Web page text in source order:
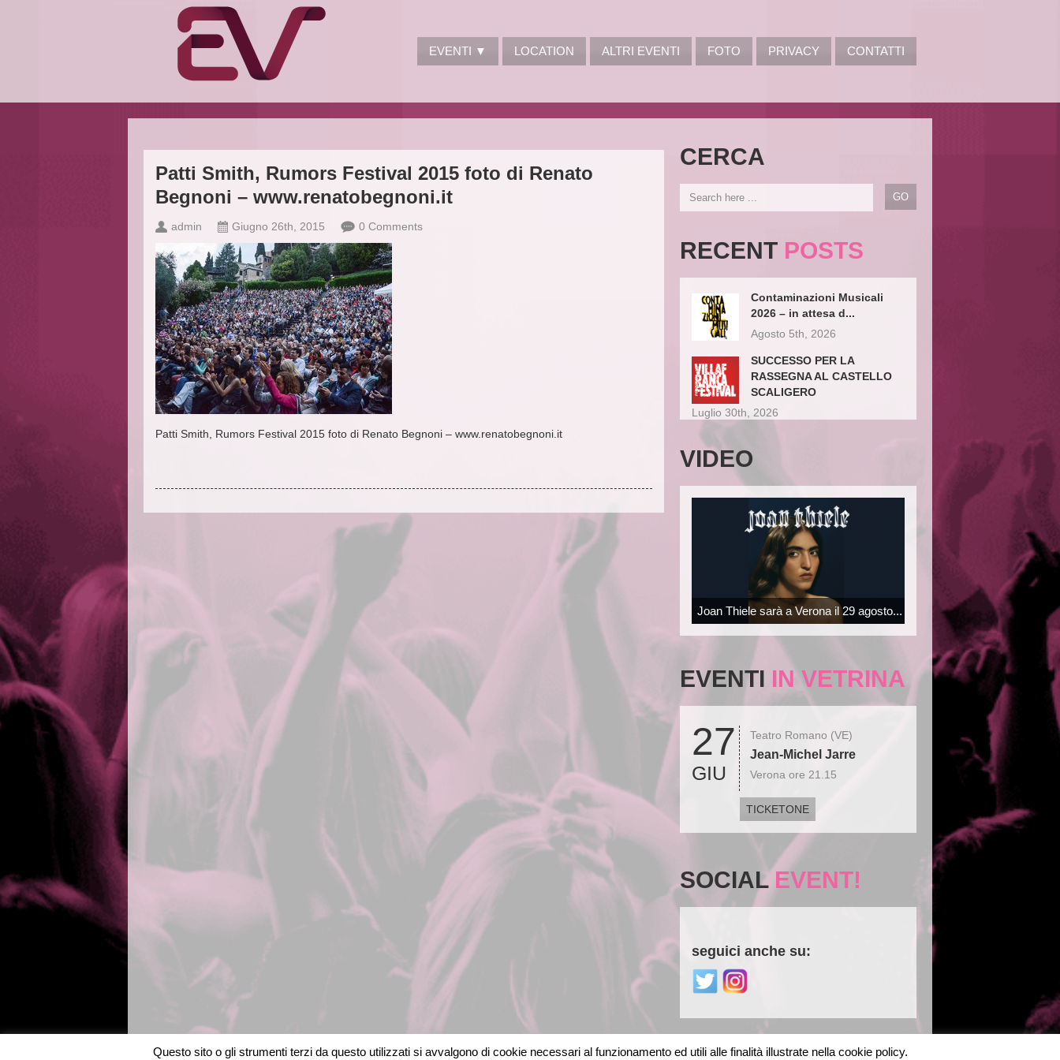
EVENTI ▼ LOCATION ALTRI EVENTI FOTO PRIVACY CONTATTI
CERCA
RECENT POSTS
Contaminazioni Musicali
2026 – in attesa d...
Agosto 5th, 2026
SUCCESSO PER LA
RASSEGNA AL CASTELLO
SCALIGERO
Luglio 30th, 2026
VIDEO
Joan Thiele sarà a Verona il 29 agosto...
EVENTI IN VETRINA
27
GIU
Teatro Romano (VE)
Jean-Michel Jarre
Verona ore 21.15
TICKETONE
SOCIALEVENT!
seguici anche su:
Patti Smith, Rumors Festival 2015 foto di Renato
Begnoni – www.renatobegnoni.it
admin Giugno 26th, 2015 0 Comments
Patti Smith, Rumors Festival 2015 foto di Renato Begnoni – www.renatobegnoni.it
Questo sito o gli strumenti terzi da questo utilizzati si avvalgono di cookie necessari al funzionamento ed utili alle finalità illustrate nella cookie policy.